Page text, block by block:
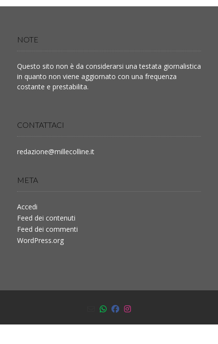
NOTE
Questo sito non è da considerarsi una testata giornalistica
in quanto non viene aggiornato con una frequenza
costante e prestabilita.
CONTATTACI
redazione@millecolline.it
META
Accedi
Feed dei contenuti
Feed dei commenti
WordPress.org